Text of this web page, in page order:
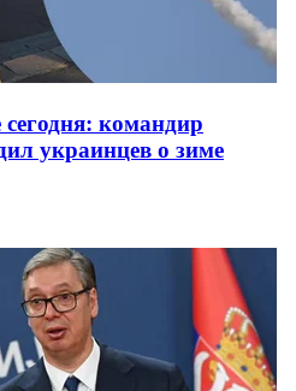
командир
украинцев о зиме